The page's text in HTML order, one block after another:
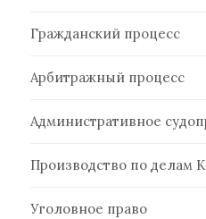
Гражданский процесс
Арбитражный процесс
Административное
Производство по делам
Уголовное право